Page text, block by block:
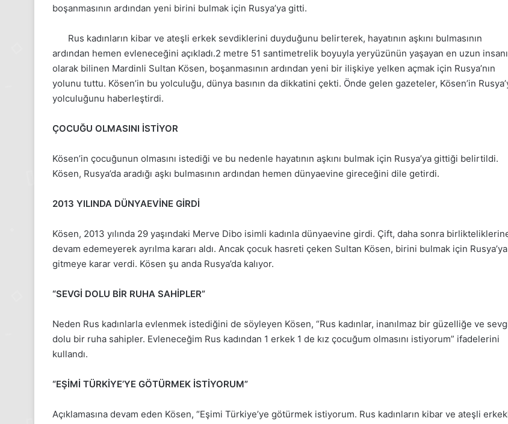
boşanmasının ardından yeni birini bulmak için Rusya’ya gitti.
Rus kadınların kibar ve ateşli erkek sevdiklerini duyduğunu belirterek, hayatının aşkını bulmasının
ardından hemen evleneceğini açıkladı.2 metre 51 santimetrelik boyuyla yeryüzünün yaşayan en uzun insanı
olarak bilinen Mardinli Sultan Kösen, boşanmasının ardından yeni bir ilişkiye yelken açmak için Rusya’nın
yolunu tuttu. Kösen’in bu yolculuğu, dünya basının da dikkatini çekti. Önde gelen gazeteler, Kösen’in
yolculuğunu haberleştirdi.
ÇOCUĞU OLMASINI İSTİYOR
Kösen’in çocuğunun olmasını istediği ve bu nedenle hayatının aşkını bulmak için Rusya’ya gittiği belirtildi.
Kösen, Rusya’da aradığı aşkı bulmasının ardından hemen dünyaevine gireceğini dile getirdi.
2013 YILINDA DÜNYAEVİNE GİRDİ
Kösen, 2013 yılında 29 yaşındaki Merve Dibo isimli kadınla dünyaevine girdi. Çift, daha sonra
devam edemeyerek ayrılma kararı aldı. Ancak çocuk hasreti çeken Sultan Kösen, birini bulmak için Rusya’ya
gitmeye karar verdi. Kösen şu anda Rusya’da kalıyor.
“SEVGİ DOLU BİR RUHA SAHİPLER”
Neden Rus kadınlarla evlenmek istediğini de söyleyen Kösen, “Rus kadınlar, inanılmaz bir güzelliğe ve
dolu bir ruha sahipler. Evleneceğim Rus kadından 1 erkek 1 de kız çocuğum olmasını istiyorum” ifadelerini
kullandı.
“EŞİMİ TÜRKİYE’YE GÖTÜRMEK İSTİYORUM”
Açıklamasına devam eden Kösen, “Eşimi Türkiye’ye götürmek istiyorum. Rus kadınların kibar ve ateşli
24 Kasım Pazartesi 2025, Gıynık
Gıynık
Medya
Gıynık
Medya
28 Kasım